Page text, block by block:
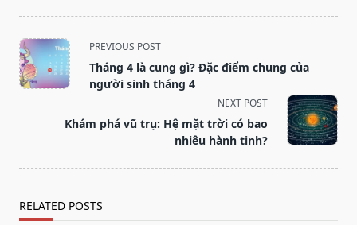
<span
class="nav-
subtitle
PREVIOUS POST
Tháng 4 là cung gì? Đặc điểm chung của
người sinh tháng 4
NEXT POST
Khám phá vũ trụ: Hệ mặt trời có bao
nhiêu hành tinh?
RELATED POSTS